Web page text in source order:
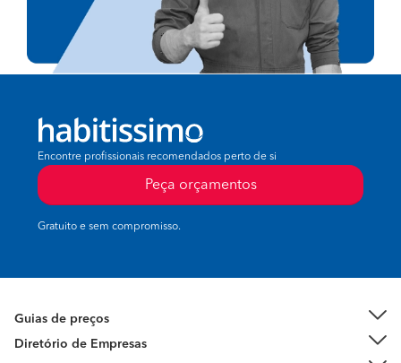
Encontre profissionais recomendados perto de si
Peça orçamentos
Gratuito e sem compromisso.
Guias de preços
Diretório de Empresas